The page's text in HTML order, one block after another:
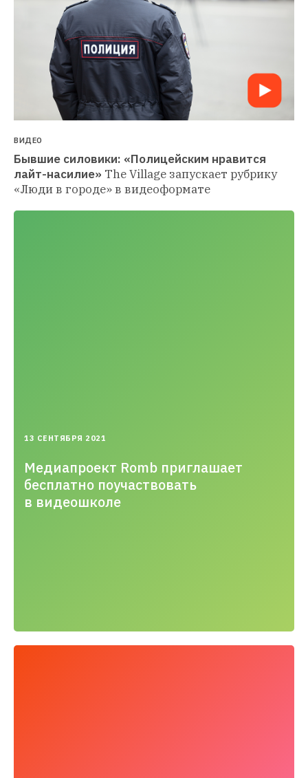
ВИДЕО
Бывшие силовики: «Полицейским нравится
лайт-насилие» The Village запускает рубрику
«Люди в городе» в видеоформате
2021-
13T18:38:49.000+03:00
13 СЕНТЯБРЯ 2021
Медиапроект Romb приглашает
бесплатно поучаствовать
в видеошколе